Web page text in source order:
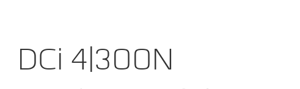
DCi 4|300N